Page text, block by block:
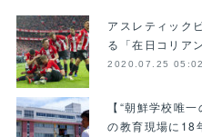
アスレティック
る「在日コリア
2020.07.25 05:02
【“朝鮮学校唯
の教育現場に18